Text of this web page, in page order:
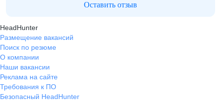
Оставить отзыв
HeadHunter
Размещение вакансий
Поиск по резюме
О компании
Наши вакансии
Реклама на сайте
Требования к ПО
Безопасный HeadHunter